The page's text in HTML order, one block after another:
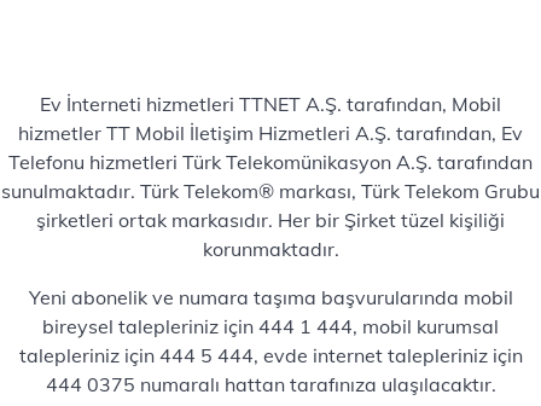
Ev İnterneti hizmetleri TTNET A.Ş. tarafından, Mobil
hizmetler TT Mobil İletişim Hizmetleri A.Ş. tarafından, Ev
Telefonu hizmetleri Türk Telekomünikasyon A.Ş. tarafından
sunulmaktadır. Türk Telekom® markası, Türk Telekom Grubu
şirketleri ortak markasıdır. Her bir Şirket tüzel kişiliği
korunmaktadır.
Yeni abonelik ve numara taşıma başvurularında mobil
bireysel talepleriniz için 444 1 444, mobil kurumsal
talepleriniz için 444 5 444, evde internet talepleriniz için
444 0375 numaralı hattan tarafınıza ulaşılacaktır.